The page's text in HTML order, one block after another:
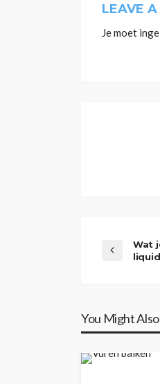
LEAVE
Je moet
Wat
You Might